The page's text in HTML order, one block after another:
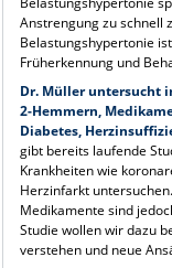
Anstrengung zu schnell
Belastungshypertonie
Früherkennung und
Dr. Müller untersucht
2-Hemmern,
Diabetes,
gibt bereits laufende
Krankheiten wie
Herzinfarkt
Medikamente sind
Studie wollen wir dazu
verstehen und neue